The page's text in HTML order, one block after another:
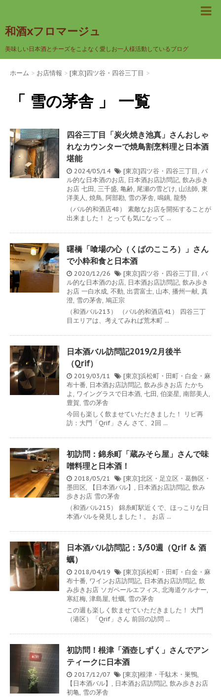
和酒xフロマージュ
美味しい日本酒とチーズをこよなく愛しお一人様活動しているブログ
ホーム > お店情報 > [東京]四ツ谷・四谷三丁目 >
「 雪の茅舎 」 一覧
四谷三丁目「炭火焼き池真」さんおしゃ
れなカウンターで焼鳥割烹料理と日本酒
堪能
2024/05/14 [東京]四ツ谷・四谷三丁目, バ
ル的な日本酒のお店, 日本酒お店訪問記, 飲み歩き
お店 七田, 三千盛, 亀齢, 尾瀬の雪どけ, 山法師, 東
洋美人, 焼鳥, 阿部勘, 雪の茅舎, 鳴鏑, 龍勢
（バル的和酒店48） 素敵なお店を開拓することが
出来ました！ とっても気になって ...
曙橋「喰場の心（くばのこころ）」さん
で小粋和食と日本酒
2020/12/26 [東京]四ツ谷・四谷三丁目, バ
ル的な日本酒のお店, 日本酒お店訪問記, 飲み歩き
お店 一白水成, 不動, 出雲富士, 山本, 播州一献, 真
澄, 雪の茅舎, 鳩正宗
（和酒バル213） （バル的和酒店41） 四谷三丁
目エリアは、考えてみれば荒木町 ...
日本酒バル訪問記2019/2月後半
（Qrif）
2019/03/11
[東京]浜松町・田町・白金・麻
布十番, 日本酒お店訪問記, 飲み歩きお店 たかち
よ , ワイングラスで日本酒, 七田, 伯楽星, 南部美人,
豊賀, 雪の茅舎
今回も楽しく飲ませていただきました！ リピ再
訪：大門「Qrif」さん さて、2回 ...
初訪問：錦糸町「蔵みそら屋」さんで味
噌料理と日本酒！
2018/05/21
[東京]北区・足立区・葛飾区・
墨田区, 【日本酒バル】 , 日本酒お店訪問記, 飲み
歩きお店 雪の茅舎
（和酒バル215） 錦糸町駅近くで、ほっこりな日
本酒バルを発見しました！。 お店 ...
日本酒バル訪問記：3/30週（Qrif & 酒
蠣）
2018/04/19
[東京]浜松町・田町・白金・麻
布十番, ワインお店訪問記, 日本酒お店訪問記, 飲
み歩きお店 ソガペールエフィス, 北海道ケルナー,
寒紅梅, 津島屋, 牡蠣, 雪の茅舎
この週も楽しく飲ませていただきました！ 大門
（港区）「Qrif」さん 前回の訪問 ...
初訪問！根津「酒壺しずく」さんでアン
ティークに日本酒
2017/12/07 [東京]根津・千駄木・巣鴨,
【日本酒バル】 , 日本酒お店訪問記, 飲み歩きお店
初亀, 雪の茅舎